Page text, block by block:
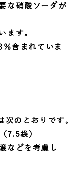
な硝酸ソーダが
ます。
含まれていま
のとおりです。
袋）
などを考慮し